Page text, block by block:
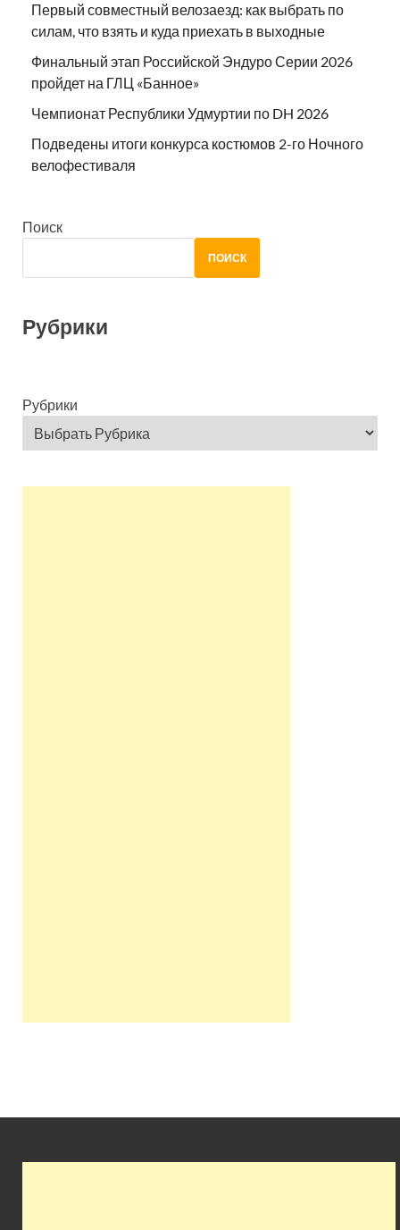
Первый совместный велозаезд: как выбрать по
силам, что взять и куда приехать в выходные
Финальный этап Российской Эндуро Серии 2026
пройдет на ГЛЦ «Банное»
Чемпионат Республики Удмуртии по DH 2026
Подведены итоги конкурса костюмов 2-го Ночного
велофестиваля
Поиск
ПОИСК
Рубрики
Рубрики